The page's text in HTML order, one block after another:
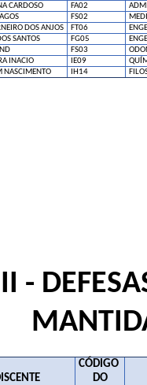
CARDOSO FA02
FS02
DOS ANJOS FT06
SANTOS FG05
FS03
INACIO IE09
NASCIMENTO IH14
-
CÓDIGO
DO